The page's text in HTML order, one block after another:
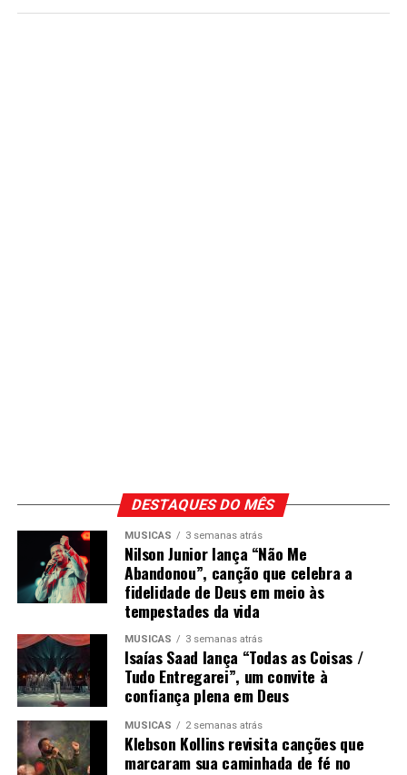
DESTAQUES DO MÊS
MÚSICAS 3 semanas atrás
Nilson Junior lança “Não Me
Abandonou”, canção que celebra a
fidelidade de Deus em meio às
tempestades da vida
MÚSICAS 3 semanas atrás
Isaías Saad lança “Todas as Coisas /
Tudo Entregarei”, um convite à
confiança plena em Deus
MÚSICAS 2 semanas atrás
Klebson Kollins revisita canções que
marcaram sua caminhada de fé no